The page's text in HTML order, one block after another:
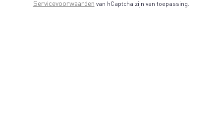
Servicevoorwaarden van hCaptcha zijn van toepassing.